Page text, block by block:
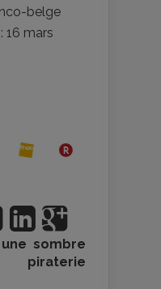
belge
: 16 mars
sombre